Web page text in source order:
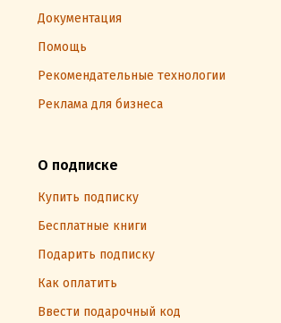
Документация
Помощь
Рекомендательные технологии
Реклама для бизнеса
О подписке
Купить подписку
Бесплатные книги
Подарить подписку
Как оплатить
Ввести подарочный код